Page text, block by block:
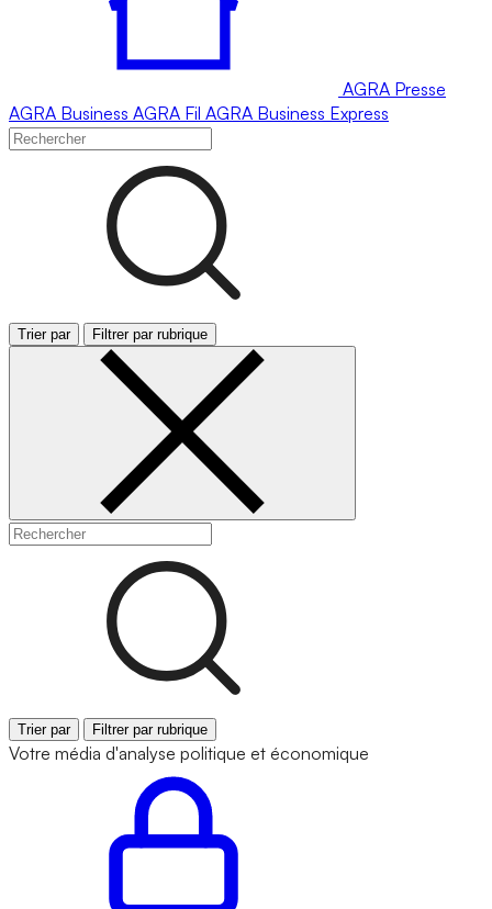
AGRA Presse
AGRA Business AGRA Fil AGRA Business Express
Trier par Filtrer par rubrique
Trier par Filtrer par rubrique
Votre média d'analyse politique et économique